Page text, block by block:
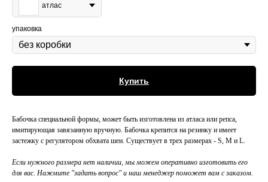
атлас
упаковка
Купить
Бабочка специальной формы, может быть изготовлена из атласа или репса,
имитирующая завязанную вручную. Бабочка крепится на резинку и имеет
застежку с регулятором обхвата шеи. Существует в трех размерах - S, M и L.
Если нужного размера нет наличии, мы можем оперативно изготовить его
для вас. Нажмите "задать вопрос" и наш менеджер поможет вам с заказом.